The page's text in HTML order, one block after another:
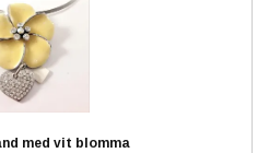
med vit blomma